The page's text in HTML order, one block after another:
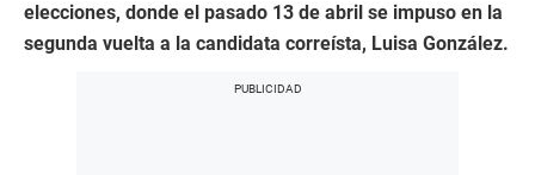
elecciones, donde el pasado 13 de abril se impuso en la
segunda vuelta a la candidata correísta, Luisa González.